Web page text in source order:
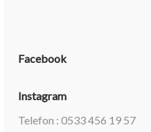
Facebook
Instagram
Telefon : 0533 456 19 57